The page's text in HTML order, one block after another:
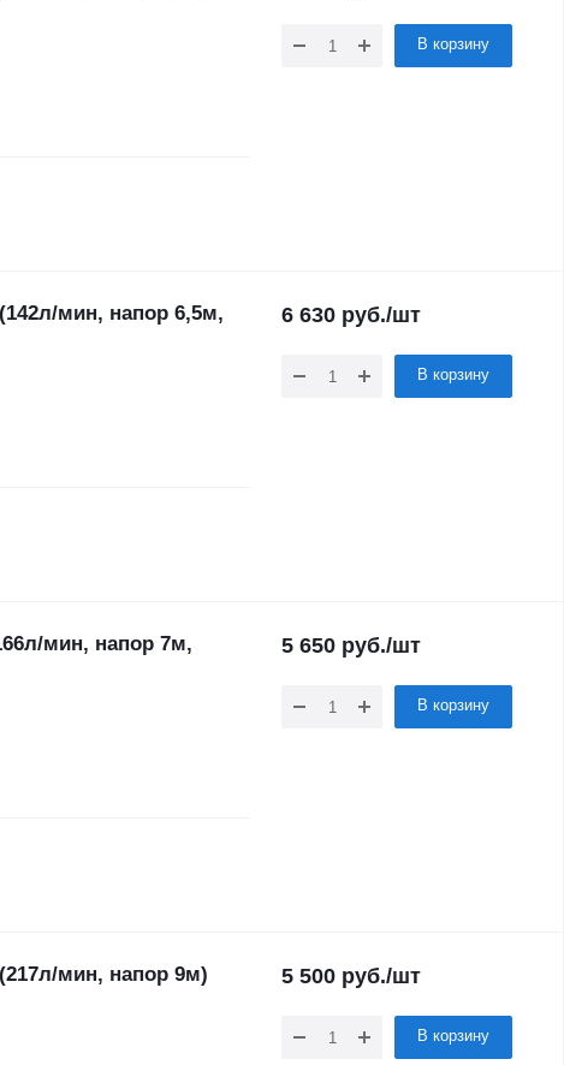
В корзину
мин, напор 6,5м,
6 630 руб./шт
В корзину
мин, напор 7м,
5 650 руб./шт
В корзину
мин, напор 9м) 5 500 руб./шт
В корзину